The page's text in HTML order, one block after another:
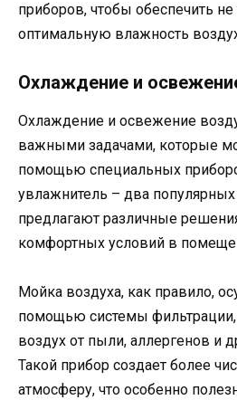
приборов, чтобы обеспечить не
оптимальную влажность
Охлаждение и
Охлаждение и освежение
важными задачами, которые
помощью специальных
увлажнитель – два
предлагают различные
комфортных условий в
Мойка воздуха, как правило,
помощью системы фильтрации,
воздух от пыли, аллергенов и
Такой прибор создает более
атмосферу, что особенно